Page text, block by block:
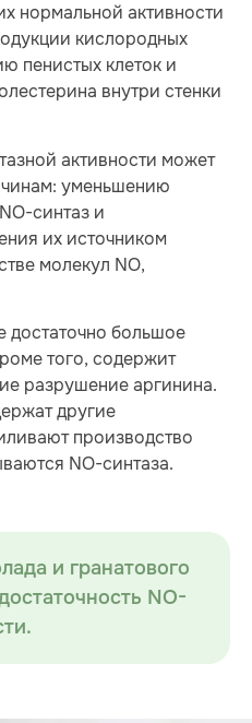
нормальной активности
кислородных
пенистых клеток и
внутри стенки
активности может
уменьшению
синтаз и
их источником
молекул NO,
достаточно большое
того, содержит
разрушение аргинина.
другие
производство
NO-синтаза.
и гранатового
NO-